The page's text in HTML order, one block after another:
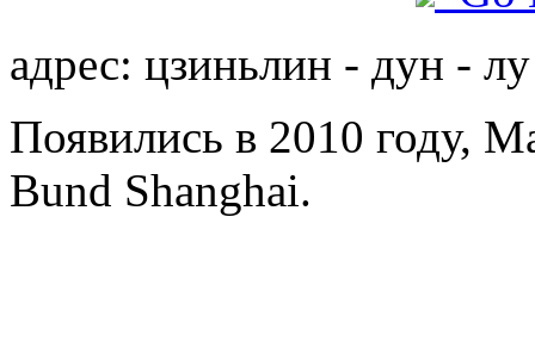
адрес: цзиньлин - дун -
Появились в 2010 году,
Bund Shanghai.